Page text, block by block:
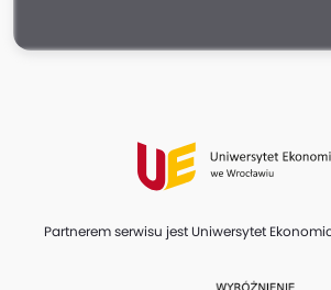
Partnerem serwisu jest Uniwersytet